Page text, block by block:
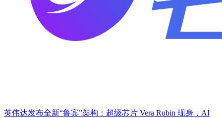
英伟达发布全新“鲁宾”架构：超级芯片 Vera Rubin 现身，AI